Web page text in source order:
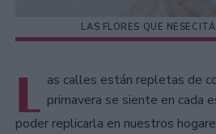
LAS FLORES QUE
L as calles están repletas de
primavera se siente en cada
poder replicarla en nuestros